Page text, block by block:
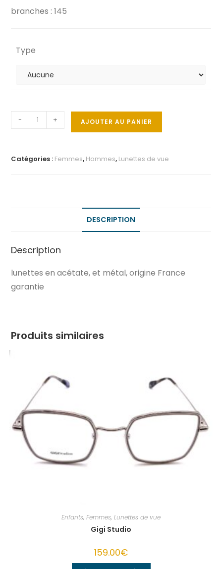
branches : 145
Type
- + AJOUTER AU PANIER
Catégories : Femmes, Hommes, Lunettes de vue
DESCRIPTION
Description
lunettes en acétate, et métal, origine France
garantie
Produits similaires
Enfants, Femmes, Lunettes de vue
Gigi Studio
159.00€